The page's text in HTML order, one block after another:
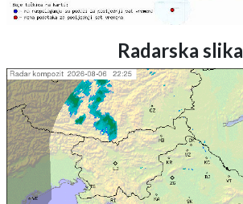
Radarska slika